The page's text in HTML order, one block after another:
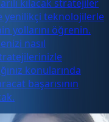
kılacak stratejiler
yenilikçi teknolojilerle
yollarını öğrenin.
nasıl
konularında
başarısının